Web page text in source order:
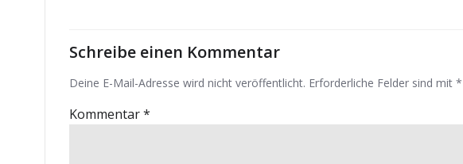
Schreibe einen Kommentar
Deine E-Mail-Adresse wird nicht veröffentlicht. Erforderliche Felder sind mit *
Kommentar*